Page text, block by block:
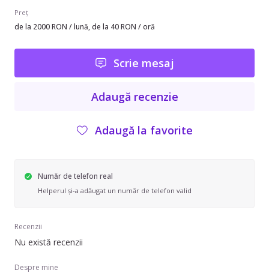
Preț
de la 2000 RON / lună, de la 40 RON / oră
Scrie mesaj
Adaugă recenzie
Adaugă la favorite
Număr de telefon real
Helperul și-a adăugat un număr de telefon valid
Recenzii
Nu există recenzii
Despre mine